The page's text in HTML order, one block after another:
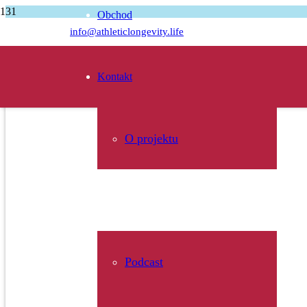
info@athleticlongevity.life
Obchod
Kontakt
O projektu
Podcast
Buď vodou, příteli – na tréninku Wing Chun, jsem zažil tajemný